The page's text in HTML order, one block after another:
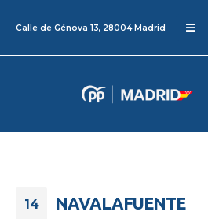
Calle de Génova 13, 28004 Madrid
14 NAVALAFUENTE